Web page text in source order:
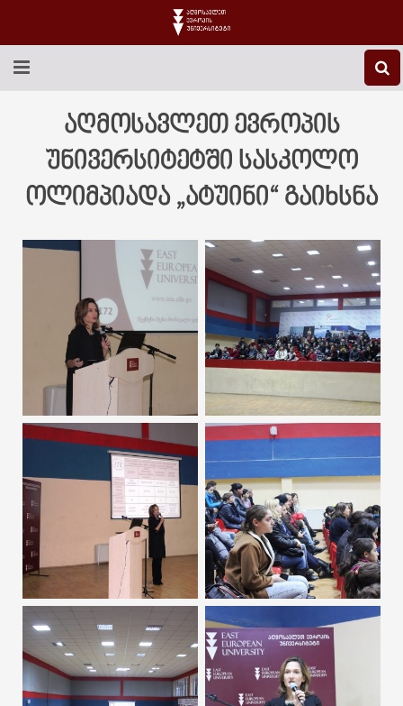
EEU-Ს ᲨᲔᲡᲐᲮᲔᲑ
ᲒᲐᲜᲐᲗᲚᲔᲑᲐ
ᲙᲕᲚᲔᲕᲐ
ᲡᲢᲣᲓᲔᲜᲢᲣᲠᲘ ᲪᲮᲝᲕᲠᲔᲑᲐ
ᲙᲝᲜᲢᲐᲥᲢᲘ
აღმოსავლეთ ევროპის
უნივერსიტეტში სასკოლო
ოლიმპიადა „ატუინი“ გაიხსნა